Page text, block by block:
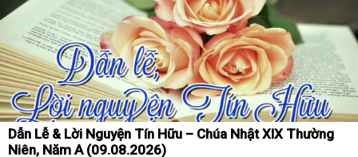
Dẫn Lễ & Lời Nguyện Tín Hữu – Chúa Nhật XIX Thường
Niên, Năm A (09.08.2026)